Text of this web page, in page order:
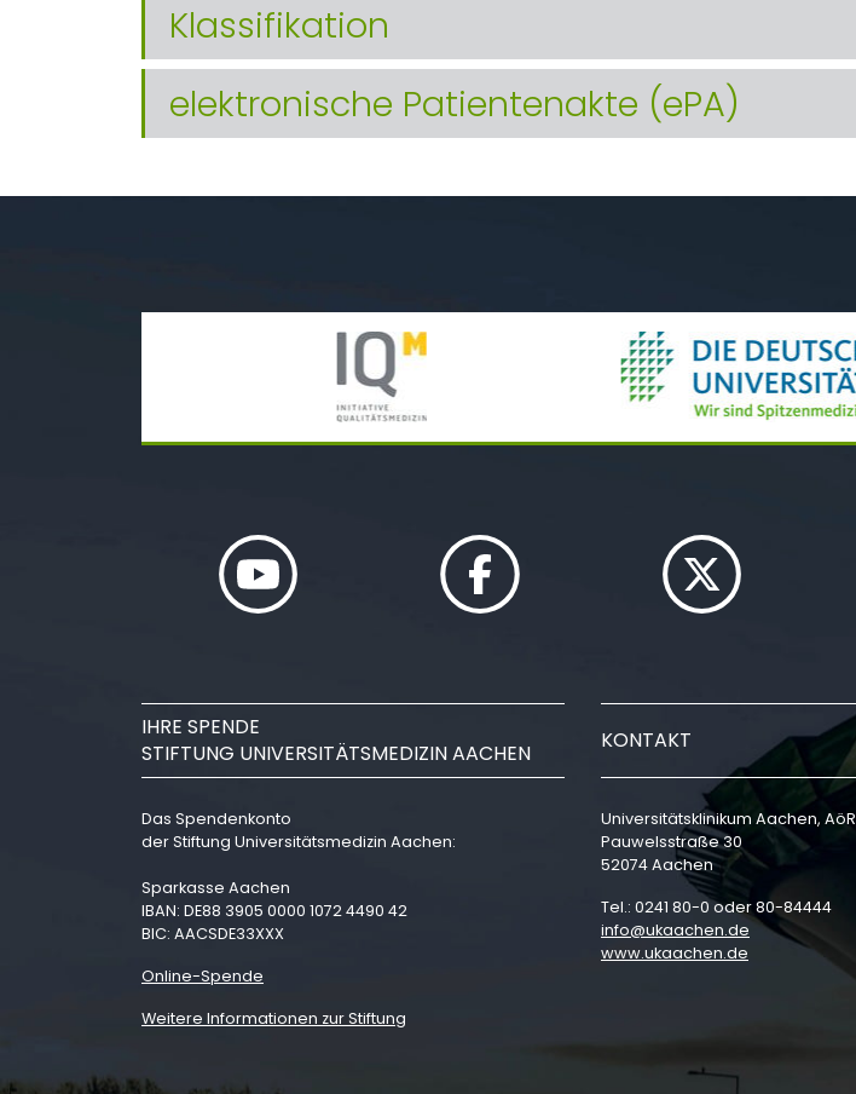
Klassifikation
elektronische Patientenakte (ePA)
IHRE SPENDE
STIFTUNG UNIVERSITÄTSMEDIZIN AACHEN
Das Spendenkonto
der Stiftung Universitätsmedizin Aachen:
Sparkasse Aachen
IBAN: DE88 3905 0000 1072 4490 42
BIC: AACSDE33XXX
Online-Spende
Weitere Informationen zur Stiftung
KONTAKT
Universitätsklinikum Aachen, AöR
Pauwelsstraße 30
52074 Aachen
Tel.: 0241 80-0 oder 80-84444
info
ukaachen de
www.ukaachen.de